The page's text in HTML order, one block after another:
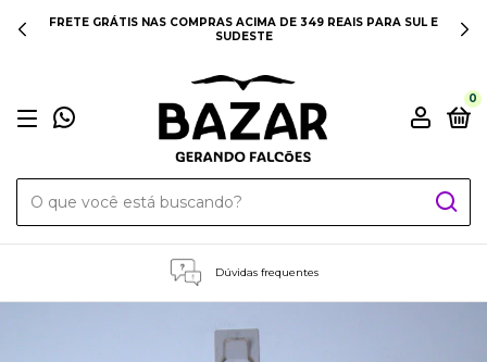
FRETE GRÁTIS NAS COMPRAS ACIMA DE 349 REAIS PARA SUL E
SUDESTE
0
Dúvidas frequentes